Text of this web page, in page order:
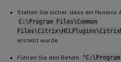
Stellen Sie sicher, dass ein
C:\Program Files\Common
erstellt wurde.
Führen Sie den Befehl